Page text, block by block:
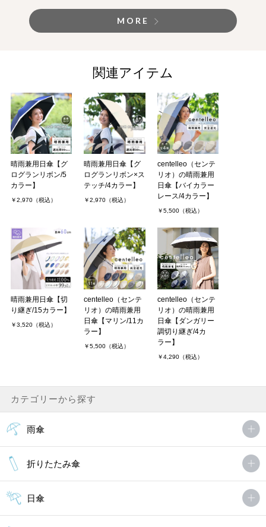
MORE
関連アイテム
晴雨兼用日傘【グ
ログランリボン/5
カラー】
￥2,970（税込）
晴雨兼用日傘【グ
ログランリボン×ス
テッチ/4カラー】
￥2,970（税込）
centelleo（センテ
リオ）の晴雨兼用
日傘【バイカラー
レース/4カラー】
￥5,500（税込）
晴雨兼用日傘【切
り継ぎ/15カラー】
￥3,520（税込）
centelleo（センテ
リオ）の晴雨兼用
日傘【マリン/11カ
ラー】
￥5,500（税込）
centelleo（センテ
リオ）の晴雨兼用
日傘【ダンガリー
調切り継ぎ/4カ
ラー】
￥4,290（税込）
カテゴリーから探す
雨傘
折りたたみ傘
日傘